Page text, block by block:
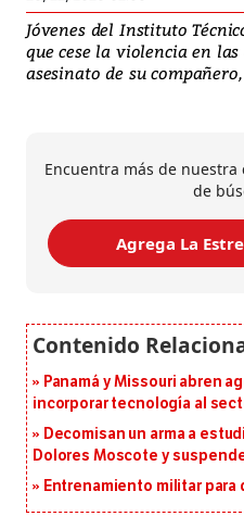
Jóvenes del Instituto
que cese la violencia en
asesinato de su compañero,
Encuentra más de
de
Agrega La
Panamá y Missouri abren
incorporar tecnología al
Decomisan un arma a
Dolores Moscote y
Entrenamiento militar para